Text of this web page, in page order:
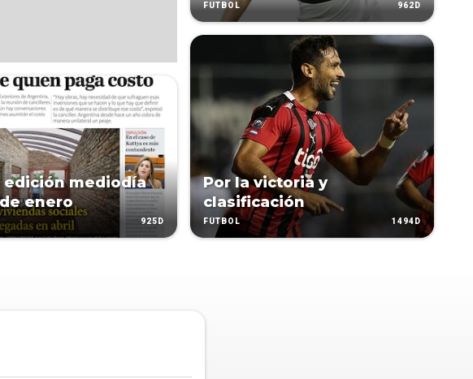
edición mediodía
enero
925D
FÚTBOL 962D
Por la victoria y
clasificación
FÚTBOL 1494D